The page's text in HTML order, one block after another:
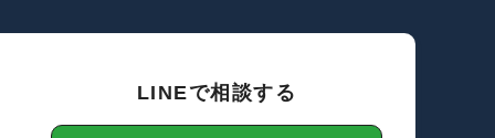
LINEで相談する